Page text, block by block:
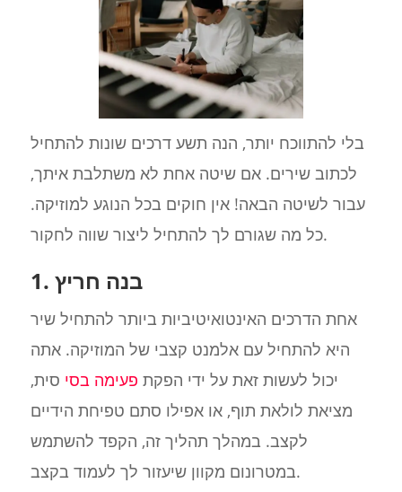
בלי להתווכח יותר, הנה תשע דרכים שונות להתחיל
לכתוב שירים. אם שיטה אחת לא משתלבת איתך,
עבור לשיטה הבאה! אין חוקים בכל הנוגע למוזיקה.
כל מה שגורם לך להתחיל ליצור שווה לחקור.
1. בנה חריץ
אחת הדרכים האינטואיטיביות ביותר להתחיל שיר
היא להתחיל עם אלמנט קצבי של המוזיקה. אתה
יכול לעשות זאת על ידי הפקת פעימה בסי סית,
מציאת לולאת תוף, או אפילו סתם טפיחת הידיים
לקצב. במהלך תהליך זה, הקפד להשתמש
במטרונום מקוון שיעזור לך לעמוד בקצב.